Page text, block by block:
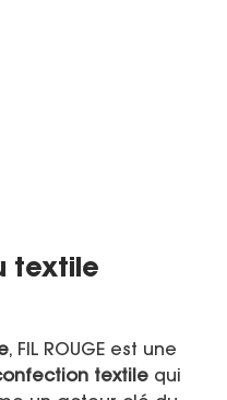
textile
, FIL ROUGE est une
textile qui